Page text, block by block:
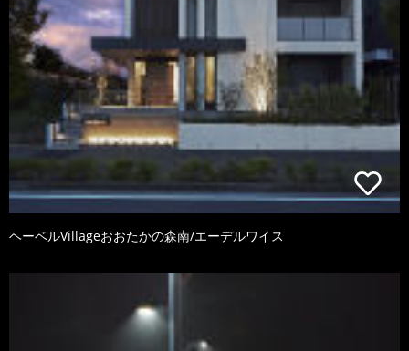
ヘーベルVillageおおたかの森南/エーデルワイス